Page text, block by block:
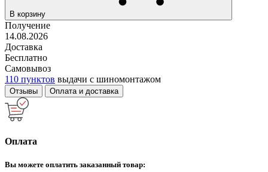
В корзину
Получение
14.08.2026
Доставка
Бесплатно
Самовывоз
110 пунктов выдачи с шиномонтажом
Отзывы Оплата и доставка
Оплата
Вы можете оплатить заказанный товар: